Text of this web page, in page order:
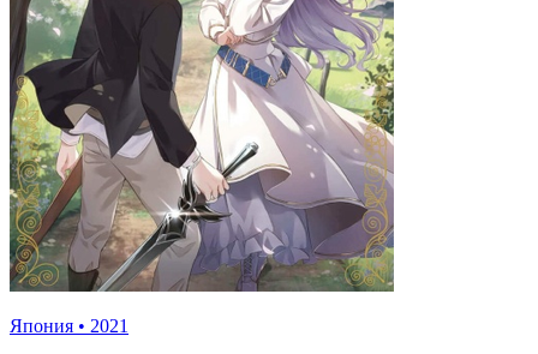
Япония • 2021